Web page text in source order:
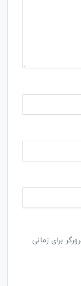
برای زمانی